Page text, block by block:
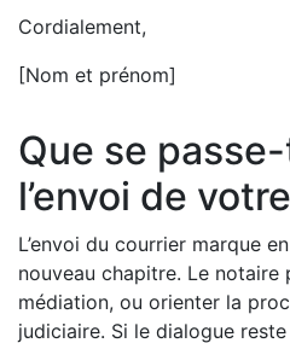
Cordialement,
[Nom et prénom]
Que se
l’envoi de
L’envoi du courrier marque
nouveau chapitre. Le notaire
médiation, ou orienter la
judiciaire. Si le dialogue